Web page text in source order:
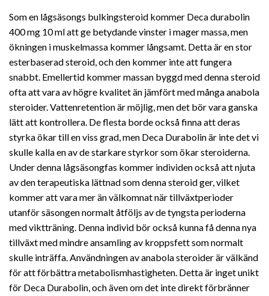
Som en lågsäsongs bulkingsteroid kommer Deca durabolin
400 mg 10 ml att ge betydande vinster i mager massa, men
ökningen i muskelmassa kommer långsamt. Detta är en stor
esterbaserad steroid, och den kommer inte att fungera
snabbt. Emellertid kommer massan byggd med denna steroid
ofta att vara av högre kvalitet än jämfört med många anabola
steroider. Vattenretention är möjlig, men det bör vara ganska
lätt att kontrollera. De flesta borde också finna att deras
styrka ökar till en viss grad, men Deca Durabolin är inte det vi
skulle kalla en av de starkare styrkor som ökar steroiderna.
Under denna lågsäsongfas kommer individen också att njuta
av den terapeutiska lättnad som denna steroid ger, vilket
kommer att vara mer än välkomnat när tillväxtperioder
utanför säsongen normalt åtföljs av de tyngsta perioderna
med viktträning. Denna individ bör också kunna få denna nya
tillväxt med mindre ansamling av kroppsfett som normalt
skulle inträffa. Användningen av anabola steroider är välkänd
för att förbättra metabolismhastigheten. Detta är inget unikt
för Deca Durabolin, och även om det inte direkt förbränner